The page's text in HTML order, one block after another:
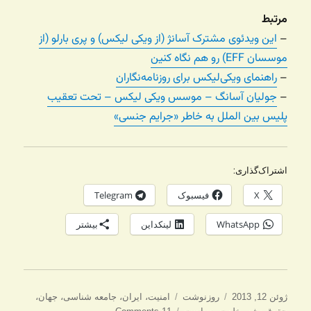
مرتبط
– این ویدئوی مشترک آسانژ (از ویکی لیکس) و پری بارلو (از
موسسان EFF) رو هم نگاه کنین
–راهنمای ویکی‌لیکس برای روزنامه‌نگاران
– جولیان آسانگ – موسس ویکی لیکس – تحت تعقیب
پلیس بین الملل به خاطر «جرایم جنسی»
اشتراک‌گذاری:
X فیسبوک Telegram
WhatsApp لینکداین بیشتر
ارسال
ژوئن 12, 2013 دسته‌ها
روزنوشت برچسب‌ها
امنیت، ایران، جامعه شناسی، جهان،